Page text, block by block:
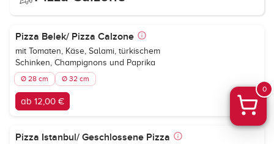
Pizza Belek/ Pizza Calzone
mit Tomaten, Käse, Salami, türkischem
Schinken, Champignons und Paprika
Ø 28 cm Ø 32 cm
ab 12,00 €
Pizza Istanbul/ Geschlossene Pizza
0